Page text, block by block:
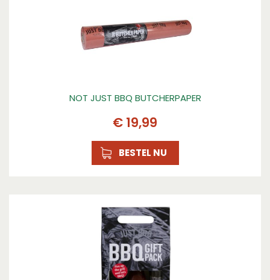
NOT JUST BBQ BUTCHERPAPER
€ 19,99
BESTEL NU